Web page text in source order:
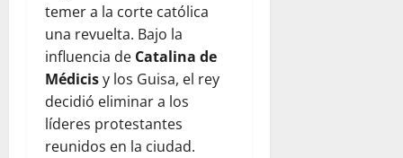
temer a la corte católica
una revuelta. Bajo la
influencia de Catalina de
Médicisy los Guisa, el rey
decidió eliminar a los
líderes protestantes
reunidos en la ciudad.